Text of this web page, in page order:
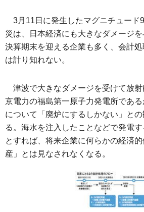
3月11日に発生したマグニチュード
災は、日本経済にも大きなダメージ
決算期末を迎える企業も多く、会計
は計り知れない。
津波で大きなダメージを受けて放
京電力の福島第一原子力発電所であ
について「廃炉にするしかない」と
る。海水を注入したことなどで発電
とすれば、将来企業に何らかの経済
産」とは見なされなくなる。